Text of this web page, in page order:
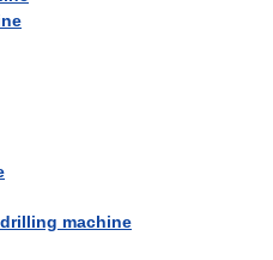
machine